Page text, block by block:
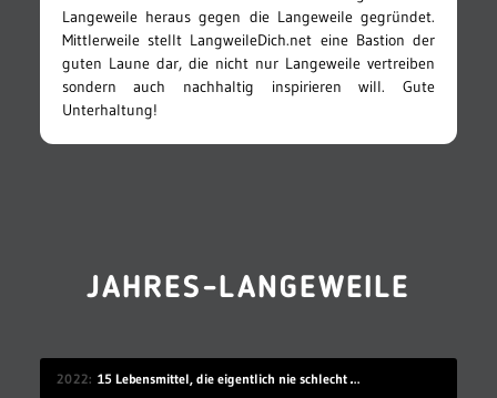
Langeweile heraus gegen die Langeweile gegründet.
Mittlerweile stellt LangweileDich.net eine Bastion der
guten Laune dar, die nicht nur Langeweile vertreiben
sondern auch nachhaltig inspirieren will. Gute
Unterhaltung!
JAHRES-LANGEWEILE
2022 15 Lebensmittel, die eigentlich nie schlecht werden